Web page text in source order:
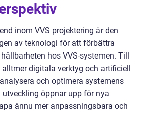
inom VVS projektering är den
av teknologi för att förbättra
hos VVS-systemen. Till
digitala verktyg och artificiell
och optimera systemens
utveckling öppnar upp för nya
ännu mer anpassningsbara och